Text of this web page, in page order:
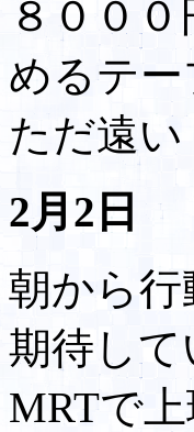
８００
めるテ
ただ遠
2月2日
朝から行
期待して
MRTで